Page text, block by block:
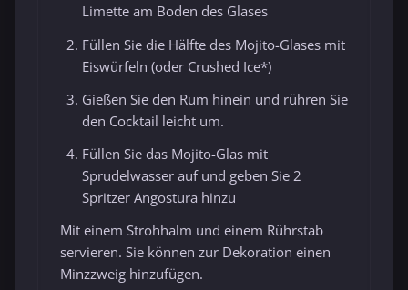
Limette am Boden des Glases
Füllen Sie die Hälfte des Mojito-Glases mit
Eiswürfeln (oder Crushed Ice*)
Gießen Sie den Rum hinein und rühren Sie
den Cocktail leicht um.
Füllen Sie das Mojito-Glas mit
Sprudelwasser auf und geben Sie 2
Spritzer Angostura hinzu
Mit einem Strohhalm und einem Rührstab
servieren. Sie können zur Dekoration einen
Minzzweig hinzufügen.